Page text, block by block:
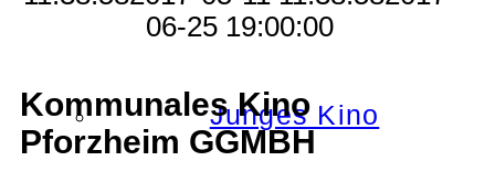
Junges Kino
06-25 19:00:00
Kommunales Kino
Pforzheim GGMBH